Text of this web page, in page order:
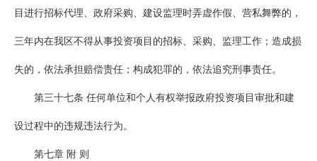
目进行招标代理、政府采购、建设监理时弄虚作假、营私舞弊的，
三年内在我区不得从事投资项目的招标、采购、监理工作；造成损
失的，依法承担赔偿责任；构成犯罪的，依法追究刑事责任。
第三十七条 任何单位和个人有权举报政府投资项目审批和建
设过程中的违规违法行为。
第七章 附 则